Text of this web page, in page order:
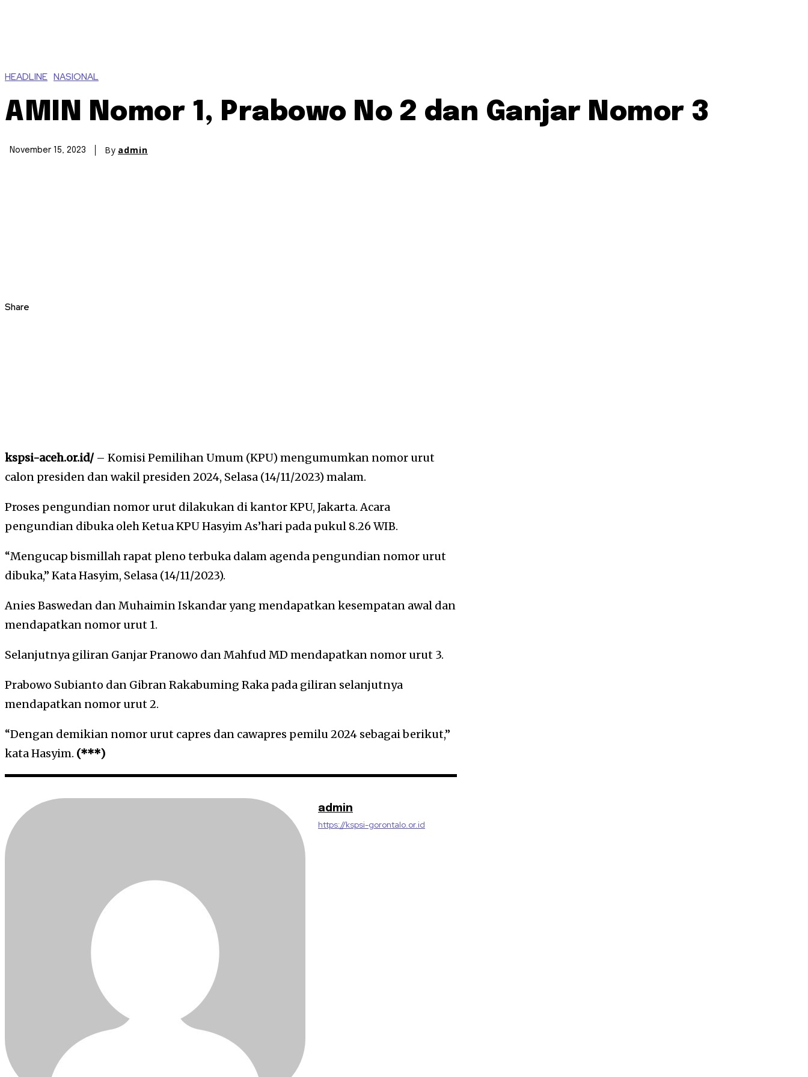
HEADLINE NASIONAL
AMIN Nomor 1, Prabowo No 2 dan Ganjar Nomor 3
November 15, 2023 By admin
Share
kspsi-aceh.or.id/– Komisi Pemilihan Umum (KPU) mengumumkan nomor urut
calon presiden dan wakil presiden 2024, Selasa (14/11/2023) malam.
Proses pengundian nomor urut dilakukan di kantor KPU, Jakarta. Acara
pengundian dibuka oleh Ketua KPU Hasyim As’hari pada pukul 8.26 WIB.
“Mengucap bismillah rapat pleno terbuka dalam agenda pengundian nomor urut
dibuka,” Kata Hasyim, Selasa (14/11/2023).
Anies Baswedan dan Muhaimin Iskandar yang mendapatkan kesempatan awal dan
mendapatkan nomor urut 1.
Selanjutnya giliran Ganjar Pranowo dan Mahfud MD mendapatkan nomor urut 3.
Prabowo Subianto dan Gibran Rakabuming Raka pada giliran selanjutnya
mendapatkan nomor urut 2.
“Dengan demikian nomor urut capres dan cawapres pemilu 2024 sebagai berikut,”
kata Hasyim. (***)
admin
https://kspsi-gorontalo.or.id